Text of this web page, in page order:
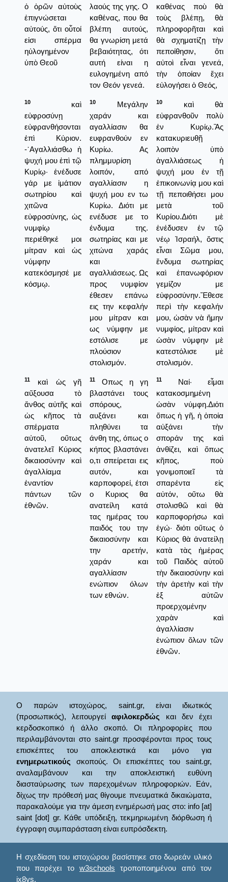
ὁ ὁρῶν αὐτοὺς
ἐπιγνώσεται
αὐτούς, ὅτι οὗτοί
εἰσι σπέρμα
ηὐλογημένον
ὑπὸ Θεοῦ
λαούς της γης. Ο
καθένας, που θα
βλέπη αυτούς,
θα γνωρίση μετά
βεβαιότητας, ότι
αυτή είναι η
ευλογημένη από
τον Θεόν γενεά.
καθένας ποὺ θὰ
τοὺς βλέπῃ, θὰ
πληροφορῆται καὶ
θὰ σχηματίζῃ τὴν
πεποίθησιν, ὅτι
αὐτοὶ εἶναι γενεά,
τὴν ὁποίαν ἔχει
εὐλογήσει ὁ Θεός,
10
καὶ
εὐφροσύνῃ
εὐφρανθήσονται
ἐπὶ Κύριον.
-᾿Αγαλλιάσθω ἡ
ψυχή μου ἐπὶ τῷ
Κυρίῳ· ἐνέδυσε
γάρ με ἱμάτιον
σωτηρίου καὶ
χιτῶνα
εὐφροσύνης, ὡς
νυμφίῳ
περιέθηκέ μοι
μίτραν καὶ ὡς
νύμφην
κατεκόσμησέ με
κόσμῳ.
10
Μεγάλην
χαράν και
αγαλλίασιν θα
ευφρανθούν εν
Κυρίω. Ας
πλημμυρίση
λοιπόν, από
αγαλλίασιν η
ψυχή μου εν τω
Κυρίω. Διότι με
ενέδυσε με το
ένδυμα της.
σωτηρίας και με
χιτώνα χαράς
και
αγαλλιάσεως. Ως
προς νυμφίον
έθεσεν επάνω
εις την κεφαλήν
μου μίτραν και
ως νύμφην με
εστόλισε με
πλούσιον
στολισμόν.
10
καὶ θὰ
εὐφρανθοῦν πολὺ
ἐν Κυρίῳ.Ἂς
κατακυριευθῇ
λοιπὸν ὑπὸ
ἀγαλλιάσεως ἡ
ψυχή μου ἐν τῇ
ἐπικοινωνίᾳ μου καὶ
τῇ πεποιθήσει μου
μετὰ τοῦ
Κυρίου.Διότι μὲ
ἐνέδυσεν ἐν τῷ
νέῳ Ἰσραήλ, ὅστις
εἶναι Σῶμα μου,
ἔνδυμα σωτηρίας
καὶ ἐπανωφόριον
γεμίζον με
εὐφροσύνην.Ἔθεσε
περὶ τὴν κεφαλήν
μου, ὡσὰν νὰ ἤμην
νυμφίος, μίτραν καὶ
ὡσὰν νύμφην μὲ
κατεστόλισε μὲ
στολισμόν.
11
καὶ ὡς γῆ
αὔξουσα τὸ
ἄνθος αὐτῆς καὶ
ὡς κῆπος τὰ
σπέρματα
αὐτοῦ, οὕτως
ἀνατελεῖ Κύριος
δικαιοσύνην καὶ
ἀγαλλίαμα
ἐναντίον
πάντων τῶν
ἐθνῶν.
11
Οπως η γη
βλαστάνει τους
σπόρους,
αυξάνει και
πληθύνει τα
άνθη της, όπως ο
κήπος βλαστάνει
ο,τι σπείρεται εις
αυτόν, και
καρποφορεί, έτσι
ο Κυριος θα
ανατείλη κατά
τας ημέρας του
παιδός του την
δικαιοσύνην και
την αρετήν,
χαράν και
αγαλλίασιν
ενώπιον όλων
των εθνών.
11
Ναί· εἶμαι
κατακοσμημένη
ὡσὰν νύμφη.Διότι
ὅπως ἡ γῆ, ἡ ὁποία
αὐξάνει τὴν
σποράν της καὶ
ἀνθίζει, καὶ ὅπως
κῆπος, ποὺ
γονιμοποιεῖ τὰ
σπαρέντα εἰς
αὐτόν, οὕτω θὰ
στολισθῶ καὶ θὰ
καρποφορήσω καὶ
ἐγώ· διότι οὕτως ὁ
Κύριος θὰ ἀνατείλῃ
κατὰ τὰς ἡμέρας
τοῦ Παιδὸς αὐτοῦ
τὴν δικαιοσύνην καὶ
τὴν ἀρετὴν καὶ τὴν
ἐξ αὐτῶν
προερχομένην
χαρὰν καὶ
ἀγαλλίασιν
ἐνώπιον ὅλων τῶν
ἐθνῶν.
Ο παρών ιστοχώρος, saint.gr, είναι ιδιωτικός
(προσωπικός), λειτουργείαφιλοκερδώς και δεν έχει
κερδοσκοπικό ή άλλο σκοπό. Οι πληροφορίες που
περιλαμβάνονται στο saint.gr προσφέρονται προς τους
επισκέπτες του αποκλειστικά και μόνο για
ενημερωτικούς σκοπούς. Οι επισκέπτες του saint.gr,
αναλαμβάνουν και την αποκλειστική ευθύνη
διασταύρωσης των παρεχομένων πληροφοριών. Εάν,
δίχως την πρόθεσή μας θίγουμε πνευματικά δικαιώματα,
παρακαλούμε για την άμεση ενημέρωσή μας στο: info [at]
saint [dot] gr. Κάθε υπόδειξη, τεκμηριωμένη διόρθωση ή
έγγραφη συμπαράσταση είναι ευπρόσδεκτη.
Η σχεδίαση του ιστοχώρου βασίστηκε στο δωρεάν υλικό
που παρέχει το w3schools τροποποιημένου από τον
ix8ys.